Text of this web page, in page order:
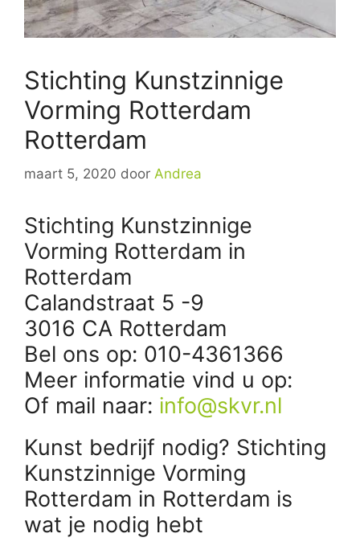
Stichting Kunstzinnige
Vorming Rotterdam
Rotterdam
maart 5, 2020 door Andrea
Stichting Kunstzinnige
Vorming Rotterdam in
Rotterdam
Calandstraat 5 -9
3016 CA Rotterdam
Bel ons op: 010-4361366
Meer informatie vind u op:
Of mail naar: info@skvr.nl
Kunst bedrijf nodig? Stichting
Kunstzinnige Vorming
Rotterdam in Rotterdam is
wat je nodig hebt